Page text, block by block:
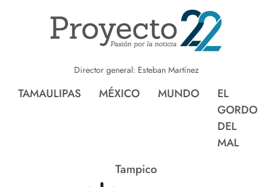
Director general: Esteban Martínez
TAMAULIPAS MÉXICO MUNDO
EL
GORDO
DEL
MAL
Tampico